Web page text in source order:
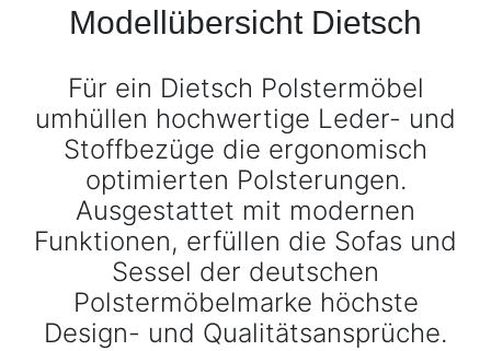
Modellübersicht Dietsch
Für ein Dietsch Polstermöbel
umhüllen hochwertige Leder- und
Stoffbezüge die ergonomisch
optimierten Polsterungen.
Ausgestattet mit modernen
Funktionen, erfüllen die Sofas und
Sessel der deutschen
Polstermöbelmarke höchste
Design- und Qualitätsansprüche.
Finanzierung
Markenwelt
Letz-
Deals